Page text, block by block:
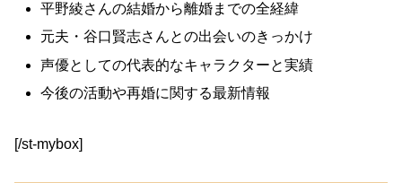
平野綾さんの結婚から離婚までの全経緯
元夫・谷口賢志さんとの出会いのきっかけ
声優としての代表的なキャラクターと実績
今後の活動や再婚に関する最新情報
[/st-mybox]